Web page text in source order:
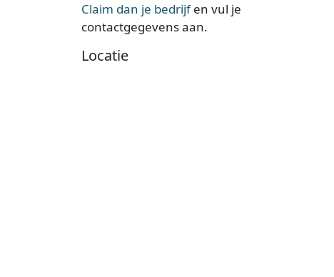
Claim dan je bedrijfen vul je
contactgegevens aan.
Locatie